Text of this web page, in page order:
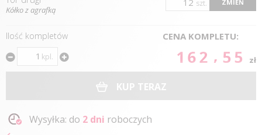
Kółko z agrafką
szt. ZMIEŃ
Ilość kompletów
kpl.
CENA KOMPLETU:
162.55 zł
KUP TERAZ
Wysyłka: do 2 dni roboczych